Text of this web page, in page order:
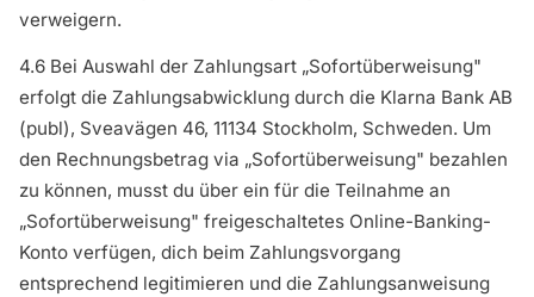
verweigern.
4.6 Bei Auswahl der Zahlungsart „Sofortüberweisung"
erfolgt die Zahlungsabwicklung durch die Klarna Bank AB
(publ), Sveavägen 46, 11134 Stockholm, Schweden. Um
den Rechnungsbetrag via „Sofortüberweisung" bezahlen
zu können, musst du über ein für die Teilnahme an
„Sofortüberweisung" freigeschaltetes Online-Banking-
Konto verfügen, dich beim Zahlungsvorgang
entsprechend legitimieren und die Zahlungsanweisung